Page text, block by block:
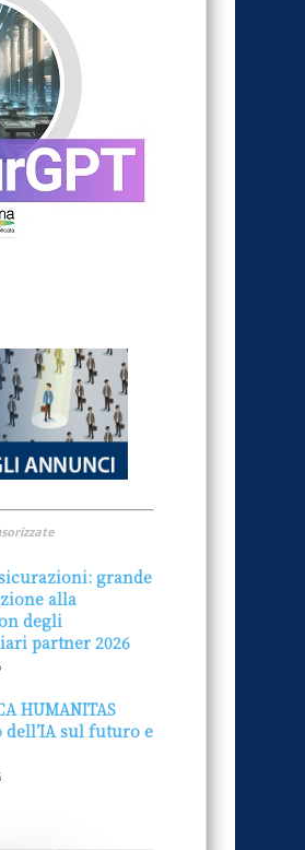
grande
alla
degli
partner 2026
HUMANITAS
dell’IA sul futuro e